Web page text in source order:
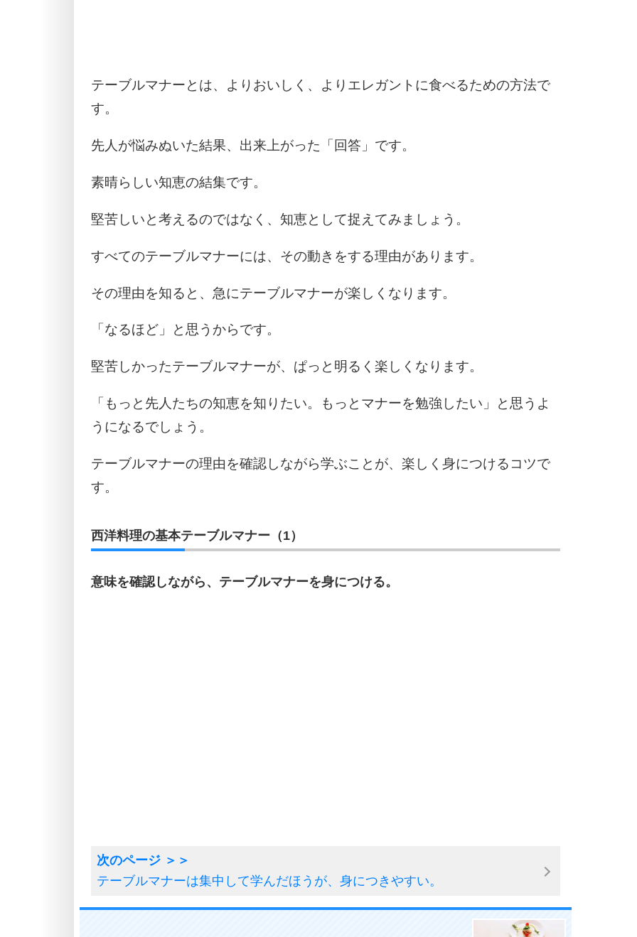
テーブルマナーとは、よりおいしく、よりエレガントに食べるための方法で
す。
先人が悩みぬいた結果、出来上がった「回答」です。
素晴らしい知恵の結集です。
堅苦しいと考えるのではなく、知恵として捉えてみましょう。
すべてのテーブルマナーには、その動きをする理由があります。
その理由を知ると、急にテーブルマナーが楽しくなります。
「なるほど」と思うからです。
堅苦しかったテーブルマナーが、ぱっと明るく楽しくなります。
「もっと先人たちの知恵を知りたい。もっとマナーを勉強したい」と思うよ
うになるでしょう。
テーブルマナーの理由を確認しながら学ぶことが、楽しく身につけるコツで
す。
西洋料理の基本テーブルマナー（1）
意味を確認しながら、テーブルマナーを身につける。
テーブルマナーは集中して学んだほうが、身につきやすい。